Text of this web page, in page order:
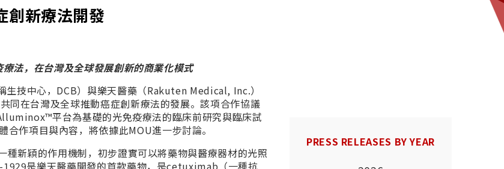
創新療法開發
法，在台灣及全球發展創新的商業化模式
技中心，DCB）與樂天醫藥（Rakuten Medical, Inc.）
在台灣及全球推動癌症創新療法的發展。該項合作協議
平台為基礎的光免疫療法的臨床前研究與臨床試
作項目與內容，將依據此MOU進一步討論。
新穎的作用機制，初步證實可以將藥物與醫療器材的光照
是樂天醫藥開發的首款藥物，是cetuximab（一種抗
PRESS RELEASES BY YEAR